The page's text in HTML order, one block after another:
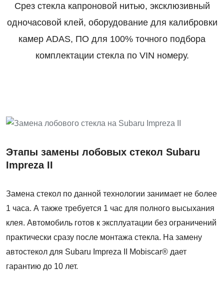
Срез стекла капроновой нитью, эксклюзивный
одночасовой клей, оборудование для калибровки
камер ADAS, ПО для 100% точного подбора
комплектации стекла по VIN номеру.
Этапы замены лобовых стекол Subaru
Impreza II
Замена стекол по данной технологии занимает не более
1 часа. А также требуется 1 час для полного высыхания
клея. Автомобиль готов к эксплуатации без ограничений
практически сразу после монтажа стекла. На замену
автостекол для Subaru Impreza II Mobiscar® дает
гарантию до 10 лет.